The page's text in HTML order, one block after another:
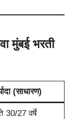
मुंबई भरती
(साधारण)
30/27 वर्षे